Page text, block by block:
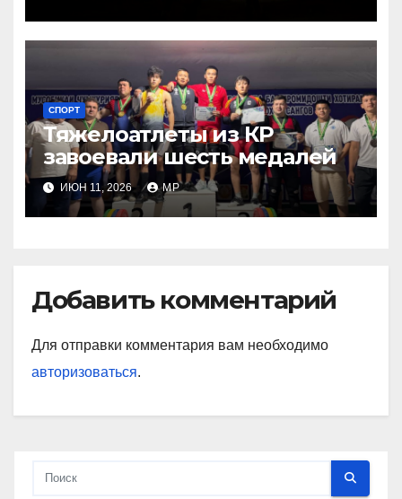
СПОРТ
Тяжелоатлеты из КР
завоевали шесть медалей
ИЮН 11, 2026 MP
Добавить комментарий
Для отправки комментария вам необходимо
авторизоваться.